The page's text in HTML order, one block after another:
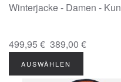
Winterjacke - Damen -
499,95 € 389,00 €
AUSWÄHLEN